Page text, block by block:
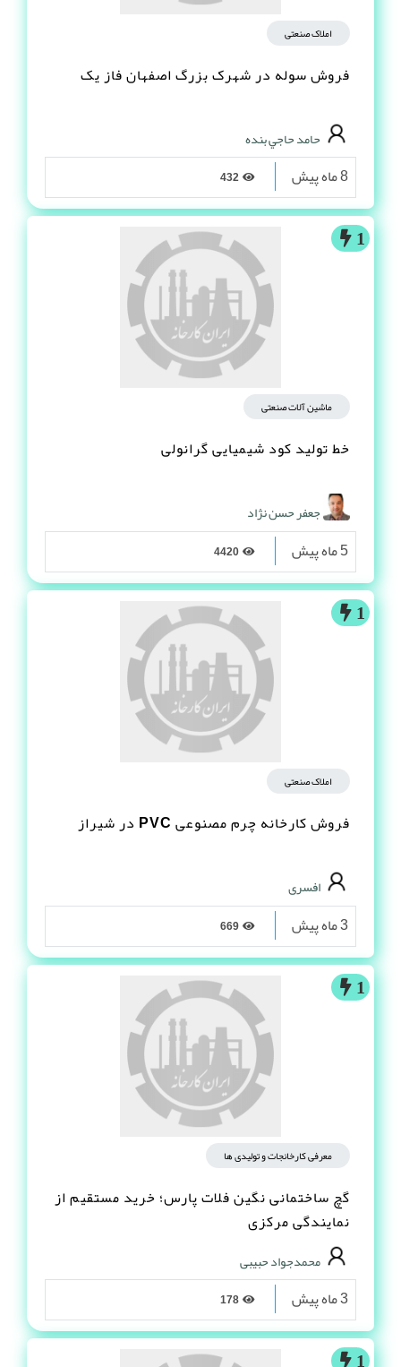
املاک صنعتی
فروش سوله در شهرک بزرگ اصفهان فاز یک
حامد حاجي بنده
8 ماه پیش
1
ماشین آلات صنعتی
خط تولید کود شیمیایی گرانولی
جعفر حسن نژاد
5 ماه پیش
1
املاک صنعتی
فروش کارخانه چرم مصنوعى PVC در شیراز
افسری
3 ماه پیش
1
معرفی کارخانجات و تولیدی ها
گچ ساختمانی نگین فلات پارس؛ خرید مستقیم از
نمایندگی مرکزی
محمدجواد حبیبی
3 ماه پیش
1